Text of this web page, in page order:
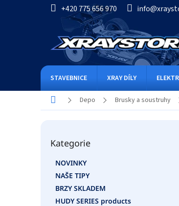
+420 775 656 970
STAVEBNICE XRAY DÍLY
Domů Depo Brusky a soustruhy
kategorie
Kategorie
NOVINKY
NAŠE TIPY
BRZY SKLADEM
HUDY SERIES products